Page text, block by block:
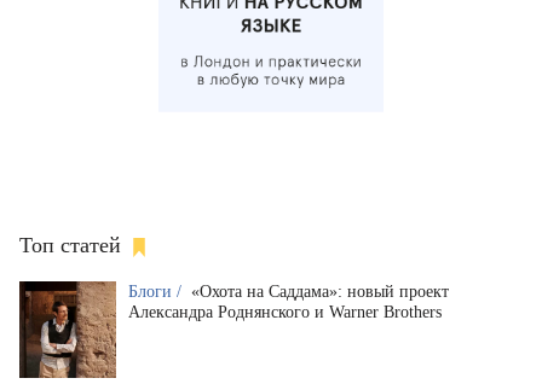
Топ статей
Блоги / «Охота на Саддама»: новый проект
Александра Роднянского и Warner Brothers